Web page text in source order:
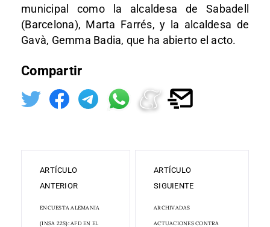
municipal como la alcaldesa de Sabadell
(Barcelona), Marta Farrés, y la alcaldesa de
Gavà, Gemma Badia, que ha abierto el acto.
Compartir
ARTÍCULO
ANTERIOR
ENCUESTA ALEMANIA
(INSA 22S): AFD EN EL
ARTÍCULO
SIGUIENTE
ARCHIVADAS
ACTUACIONES CONTRA